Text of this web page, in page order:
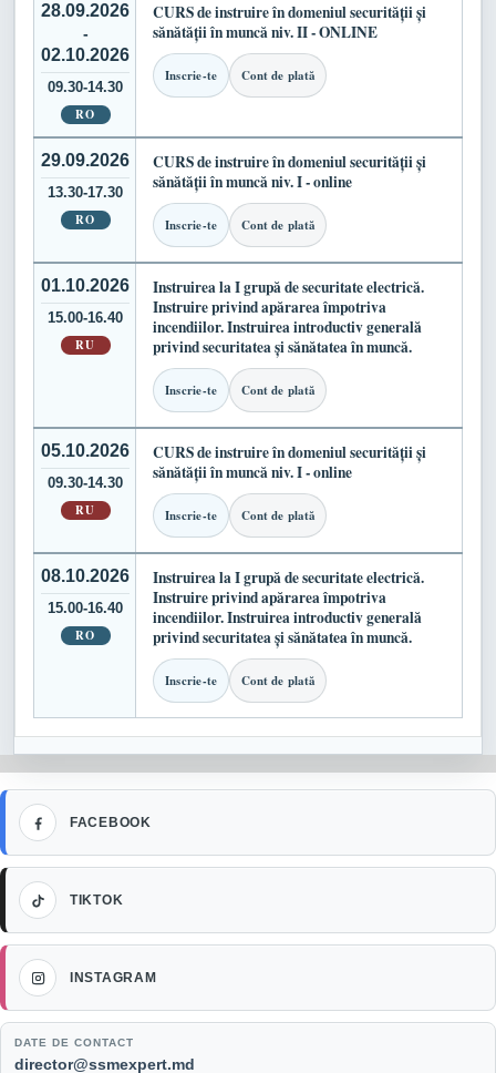
28.09.2026
-
02.10.2026
09.30-14.30
RO
CURS de instruire în domeniul securității și
sănătății în muncă niv. II - ONLINE
Inscrie-te Cont de plată
29.09.2026
13.30-17.30
RO
CURS de instruire în domeniul securității și
sănătății în muncă niv. I - online
Inscrie-te Cont de plată
01.10.2026
15.00-16.40
RU
Instruirea la I grupă de securitate electrică.
Instruire privind apărarea împotriva
incendiilor. Instruirea introductiv generală
privind securitatea și sănătatea în muncă.
Inscrie-te Cont de plată
05.10.2026
09.30-14.30
RU
CURS de instruire în domeniul securității și
sănătății în muncă niv. I - online
Inscrie-te Cont de plată
08.10.2026
15.00-16.40
RO
Instruirea la I grupă de securitate electrică.
Instruire privind apărarea împotriva
incendiilor. Instruirea introductiv generală
privind securitatea și sănătatea în muncă.
Inscrie-te Cont de plată
FACEBOOK
Facebook
DATE DE CONTACT
Email:
director@ssmexpert.md
TIKTOK
TikTok
INSTAGRAM
Instagram